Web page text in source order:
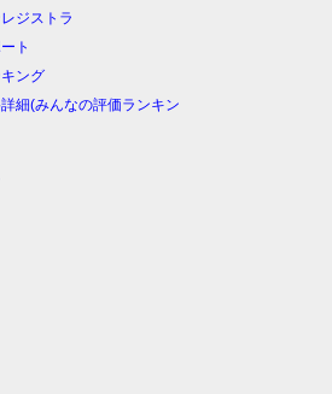
ジストラ
ト
ング
細(みんなの評価ランキン